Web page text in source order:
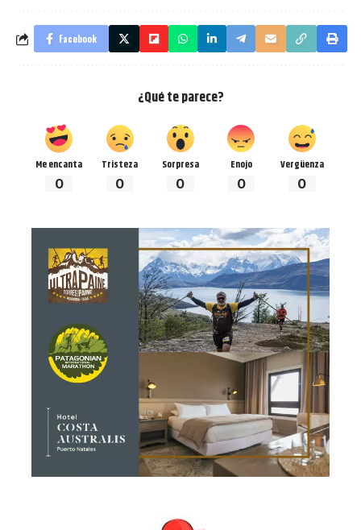
Facebook
¿Qué te parece?
Me encanta
0
Tristeza
0
Sorpresa
0
Enojo
0
Vergüenza
0